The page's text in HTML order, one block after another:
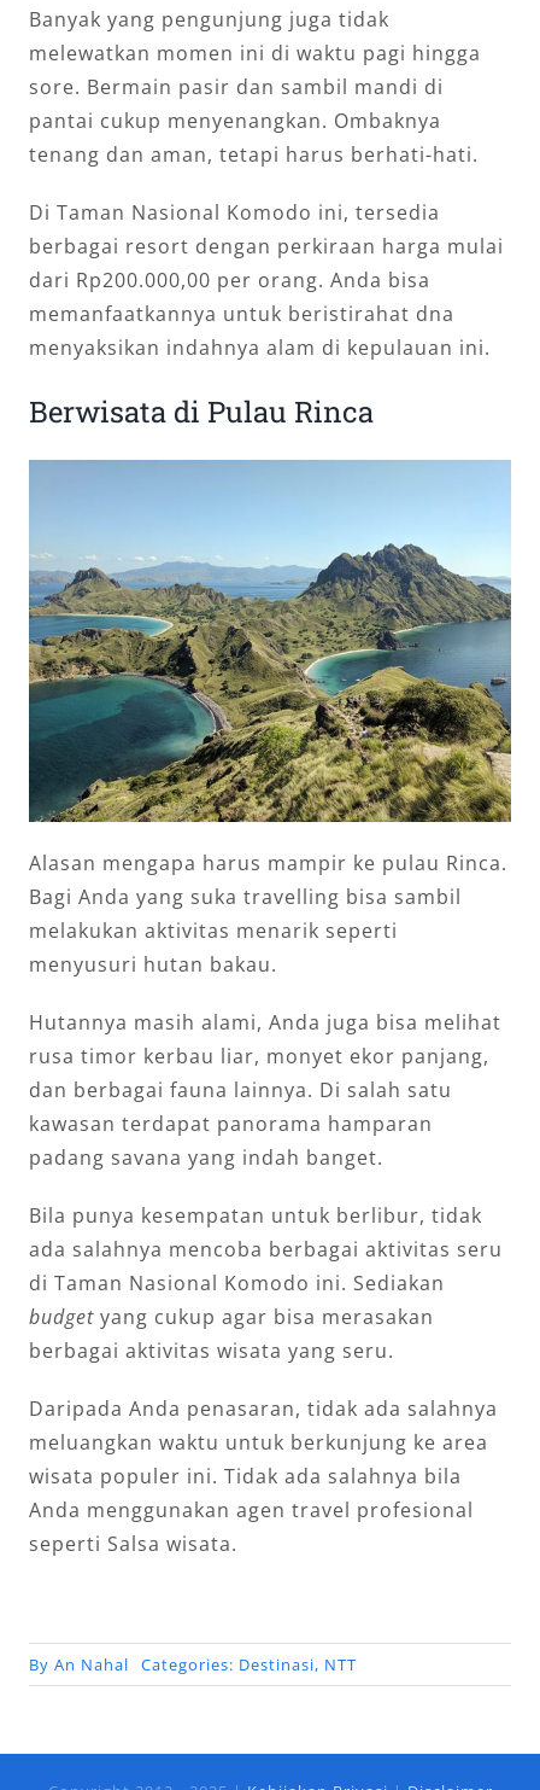
Banyak yang pengunjung juga tidak
melewatkan momen ini di waktu pagi hingga
sore. Bermain pasir dan sambil mandi di
pantai cukup menyenangkan. Ombaknya
tenang dan aman, tetapi harus berhati-hati.
Di Taman Nasional Komodo ini, tersedia
berbagai resort dengan perkiraan harga mulai
dari Rp200.000,00 per orang. Anda bisa
memanfaatkannya untuk beristirahat dna
menyaksikan indahnya alam di kepulauan ini.
Berwisata di Pulau Rinca
Alasan mengapa harus mampir ke pulau Rinca.
Bagi Anda yang suka travelling bisa sambil
melakukan aktivitas menarik seperti
menyusuri hutan bakau.
Hutannya masih alami, Anda juga bisa melihat
rusa timor kerbau liar, monyet ekor panjang,
dan berbagai fauna lainnya. Di salah satu
kawasan terdapat panorama hamparan
padang savana yang indah banget.
Bila punya kesempatan untuk berlibur, tidak
ada salahnya mencoba berbagai aktivitas seru
di Taman Nasional Komodo ini. Sediakan
budget yang cukup agar bisa merasakan
berbagai aktivitas wisata yang seru.
Daripada Anda penasaran, tidak ada salahnya
meluangkan waktu untuk berkunjung ke area
wisata populer ini. Tidak ada salahnya bila
Anda menggunakan agen travel profesional
seperti Salsa wisata.
By An Nahal Categories: Destinasi, NTT